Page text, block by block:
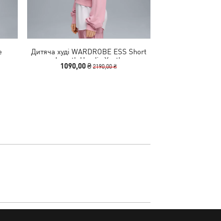
Дитяча худі WARDROBE ESS Short
Length Hoodie Youth
1090,00 ₴2190,00 ₴